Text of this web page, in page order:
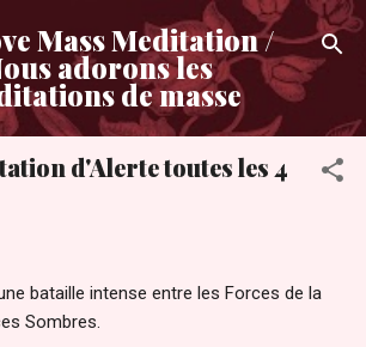
au contenu principal
Mass Meditation /
adorons les
de masse
d'Alerte toutes les 4
bataille intense entre les Forces de la
Sombres.